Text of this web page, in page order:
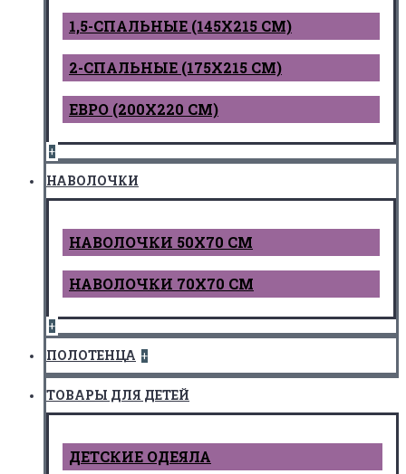
1,5-СПАЛЬНЫЕ (145Х215 СМ)
2-СПАЛЬНЫЕ (175Х215 СМ)
ЕВРО (200Х220 СМ)
+
НАВОЛОЧКИ
НАВОЛОЧКИ 50Х70 СМ
НАВОЛОЧКИ 70Х70 СМ
+
ПОЛОТЕНЦА +
ТОВАРЫ ДЛЯ ДЕТЕЙ
ДЕТCКИЕ ОДЕЯЛА